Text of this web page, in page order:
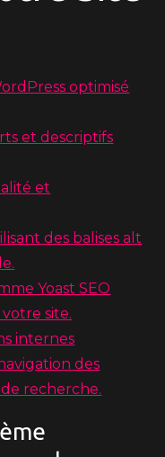
optimisé
et descriptifs
et
des balises alt
Yoast SEO
site.
internes
des
recherche.